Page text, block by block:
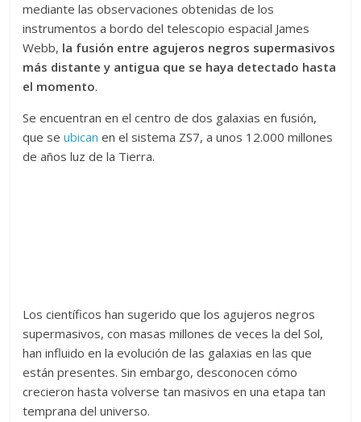
mediante las observaciones obtenidas de los
instrumentos a bordo del telescopio espacial James
Webb, la fusión entre agujeros negros supermasivos
más distante y antigua que se haya detectado hasta
el momento.
Se encuentran en el centro de dos galaxias en fusión,
que seubican en el sistema ZS7, a unos 12.000 millones
de años luz de la Tierra.
Los científicos han sugerido que los agujeros negros
supermasivos, con masas millones de veces la del Sol,
han influido en la evolución de las galaxias en las que
están presentes. Sin embargo, desconocen cómo
crecieron hasta volverse tan masivos en una etapa tan
temprana del universo.